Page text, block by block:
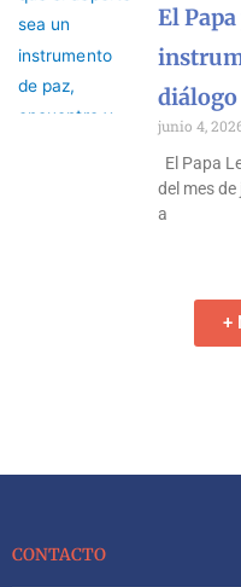
El
diálogo
junio 4,
El Papa
del mes
a
+
CONTACTO